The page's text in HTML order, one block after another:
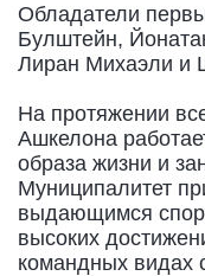
Обладатели
Булштейн,
Лиран Михаэли и
На протяжении
Ашкелона
образа жизни и
Муниципалитет
выдающимся
высоких
командных видах